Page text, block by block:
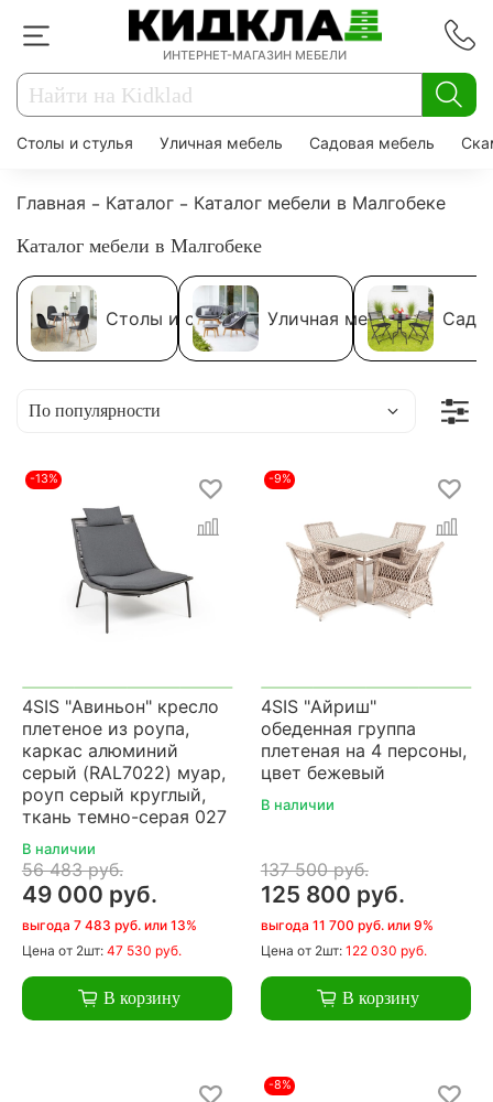
ИНТЕРНЕТ-МАГАЗИН МЕБЕЛИ
Столы и стулья Уличная мебель Садовая мебель
Главная Каталог
Каталог мебели в Малгобеке
Каталог мебели в Малгобеке
Столы и стулья Уличная мебель
-13%
4SIS "Авиньон" кресло
плетеное из роупа,
каркас алюминий
серый (RAL7022) муар,
роуп серый круглый,
ткань темно-серая 027
В наличии
56 483 руб.
49 000 руб.
выгода 7 483 руб. или 13%
Цена от 2шт: 47 530 руб.
В корзину
-9%
4SIS "Айриш"
обеденная группа
плетеная на 4 персоны,
цвет бежевый
В наличии
137 500 руб.
125 800 руб.
выгода 11 700 руб. или 9%
Цена от 2шт: 122 030 руб.
В корзину
-8%